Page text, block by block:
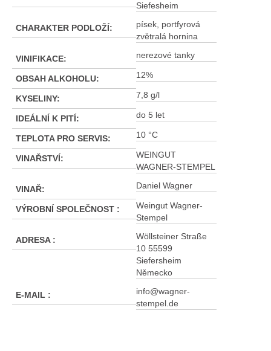
Siefesheim
CHARAKTER PODLOŽÍ:
písek, portfyrová
zvětralá hornina
VINIFIKACE: nerezové tanky
OBSAH ALKOHOLU: 12%
KYSELINY: 7,8 g/l
IDEÁLNÍ K PITÍ: do 5 let
TEPLOTA PRO SERVIS: 10 °C
VINAŘSTVÍ:
WEINGUT
WAGNER-STEMPEL
VINAŘ: Daniel Wagner
VÝROBNÍ SPOLEČNOST :
Weingut Wagner-
Stempel
ADRESA :
Wöllsteiner Straße
10 55599
Siefersheim
Německo
E-MAIL :
info@wagner-
stempel.de